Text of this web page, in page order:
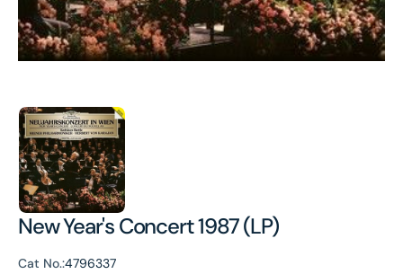
New Year's Concert 1987 (LP)
Cat No.:4796337